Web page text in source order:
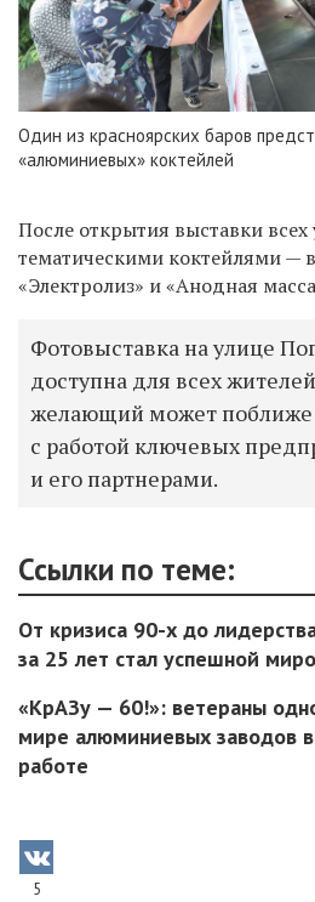
Один из красноярских баров
«алюминиевых» коктейлей
После открытия выставки всех
тематическими коктейлями —
«Электролиз» и «Анодная
Фотовыставка на улице
доступна для всех
желающий может поближе
с работой ключевых
и его партнерами.
Ссылки по теме:
От кризиса 90-х до
за 25 лет стал успешной
«КрАЗу — 60!»: ветераны
мире алюминиевых заводов
работе
5